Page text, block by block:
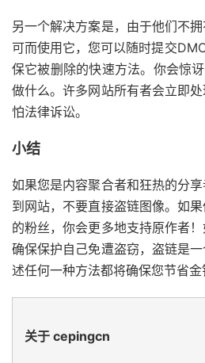
另一个解决方案是，由于他们不
可而使用它，您可以随时提交
保它被删除的快速方法。你会惊
做什么。许多网站所有者会立即
怕法律诉讼。
小结
如果您是内容聚合者和狂热的分
到网站，不要直接盗链图像。如
的粉丝，你会更多地支持原作者
确保保护自己免遭盗窃，盗链是
述任何一种方法都将确保您节省金
关于 cepingcn